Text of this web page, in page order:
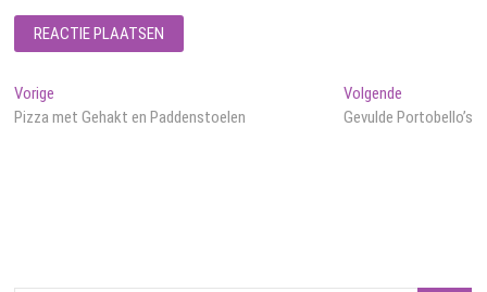
Bericht
navigatie
Vorige
bericht:
Pizza met Gehakt en Paddenstoelen
VolgendeVolgend
bericht:
Gevulde Portobello’s